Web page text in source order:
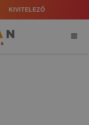
KIVITELEZŐ